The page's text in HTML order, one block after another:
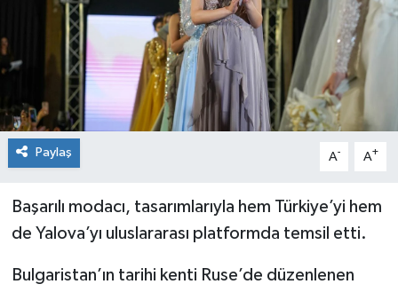
Paylaş A- A+
Başarılı modacı, tasarımlarıyla hem Türkiye’yi hem
de Yalova’yı uluslararası platformda temsil etti.
Bulgaristan’ın tarihi kenti Ruse’de düzenlenen